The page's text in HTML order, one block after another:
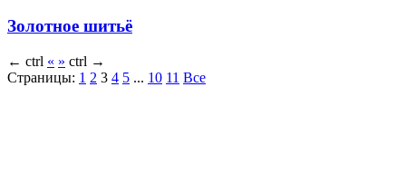
Золотное шитьё
← ctrl « » ctrl →
Страницы: 1 2 3 4 5 ... 10 11 Все